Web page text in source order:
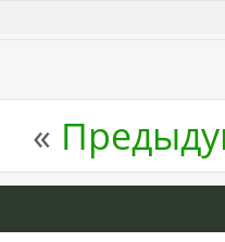
«